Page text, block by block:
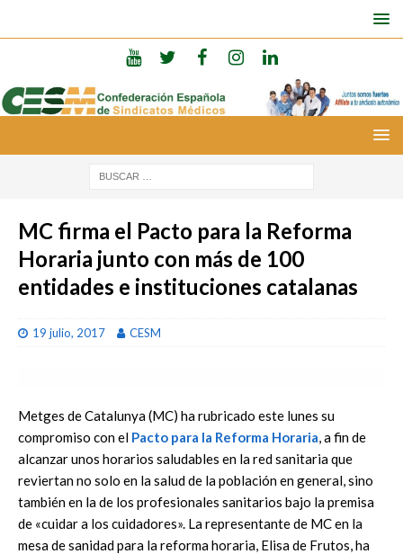
MC firma el Pacto para la Reforma
Horaria junto con más de 100
entidades e instituciones catalanas
19 julio, 2017 CESM
Metges de Catalunya (MC) ha rubricado este lunes su
compromiso con el Pacto para la Reforma Horaria, a fin de
alcanzar unos horarios saludables en la red sanitaria que
reviertan no solo en la salud de la población en general, sino
también en la de los profesionales sanitarios bajo la premisa
de «cuidar a los cuidadores». La representante de MC en la
mesa de sanidad para la reforma horaria, Elisa de Frutos, ha